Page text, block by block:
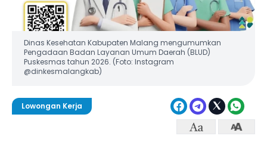
Dinas Kesehatan Kabupaten Malang mengumumkan
Pengadaan Badan Layanan Umum Daerah (BLUD)
Puskesmas tahun 2026. (Foto: Instagram
@dinkesmalangkab)
Lowongan Kerja